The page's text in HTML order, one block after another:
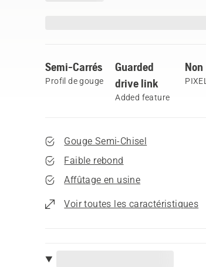
Semi-Carrés
Profil de gouge
Guarded
drive link
Added feature
Non
PIXEL
Gouge Semi-Chisel
Faible rebond
Affûtage en usine
Voir toutes les caractéristiques